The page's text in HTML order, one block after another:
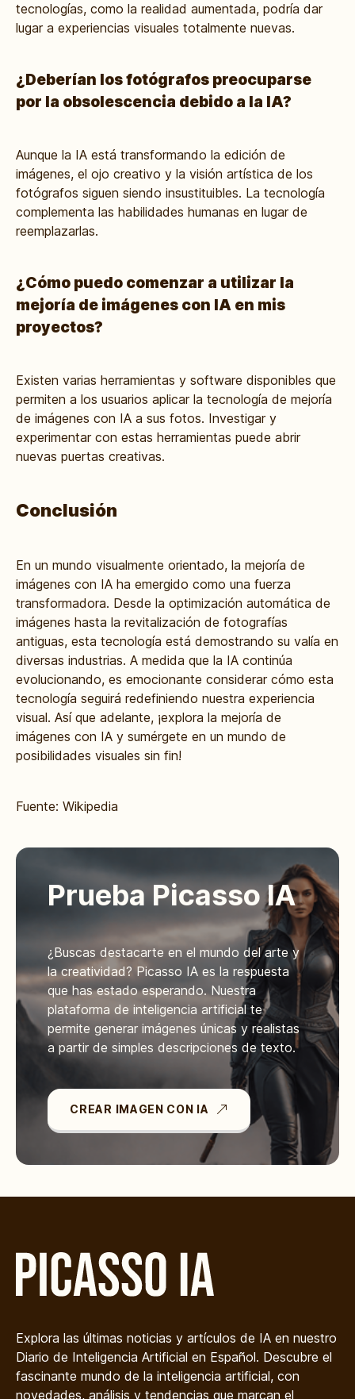
tecnologías, como la realidad aumentada, podría dar
lugar a experiencias visuales totalmente nuevas.
¿Deberían los fotógrafos preocuparse
por la obsolescencia debido a la IA?
Aunque la IA está transformando la edición de
imágenes, el ojo creativo y la visión artística de los
fotógrafos siguen siendo insustituibles. La tecnología
complementa las habilidades humanas en lugar de
reemplazarlas.
¿Cómo puedo comenzar a utilizar la
mejoría de imágenes con IA en mis
proyectos?
Existen varias herramientas y software disponibles que
permiten a los usuarios aplicar la tecnología de mejoría
de imágenes con IA a sus fotos. Investigar y
experimentar con estas herramientas puede abrir
nuevas puertas creativas.
Conclusión
En un mundo visualmente orientado, la mejoría de
imágenes con IA ha emergido como una fuerza
transformadora. Desde la optimización automática de
imágenes hasta la revitalización de fotografías
antiguas, esta tecnología está demostrando su valía en
diversas industrias. A medida que la IA continúa
evolucionando, es emocionante considerar cómo esta
tecnología seguirá redefiniendo nuestra experiencia
visual. Así que adelante, ¡explora la mejoría de
imágenes con IA y sumérgete en un mundo de
posibilidades visuales sin fin!
Fuente: Wikipedia
Prueba Picasso IA
¿Buscas destacarte en el mundo del arte y
la creatividad? Picasso IA es la respuesta
que has estado esperando. Nuestra
plataforma de inteligencia artificial te
permite generar imágenes únicas y realistas
a partir de simples descripciones de texto.
CREAR IMAGEN CON IA
Explora las últimas noticias y artículos de IA en nuestro
Diario de Inteligencia Artificial en Español. Descubre el
fascinante mundo de la inteligencia artificial, con
novedades, análisis y tendencias que marcan el